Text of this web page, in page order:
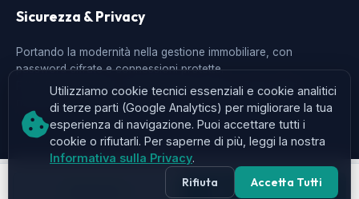
Invia Messaggio
Sicurezza & Privacy
Portando la modernità nella gestione immobiliare, con
password cifrate e connessioni protette.
P.IVA 01888071204 - © 2026 AnnunciCasa. Tutti i diritti
riservati.
Utilizziamo cookie tecnici essenziali e cookie analitici
di terze parti (Google Analytics) per migliorare la tua
esperienza di navigazione. Puoi accettare tutti i
cookie o rifiutarli. Per saperne di più, leggi la nostra
Informativa sulla Privacy.
Rifiuta Accetta Tutti